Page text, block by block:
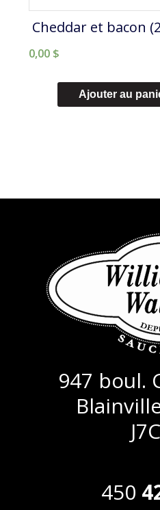
Cheddar et bacon
0,00 $
Ajouter au
947 boul.
450